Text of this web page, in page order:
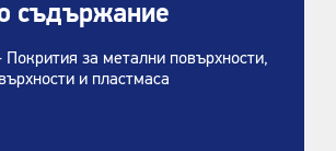
съдържание
Покрития за метални повърхности,
и пластмаса